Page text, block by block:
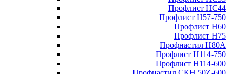
Профлист НС44
Профлист Н57-750
Профлист Н60
Профлист Н75
Профнастил Н80А
Профлист Н114-750
Профлист Н114-600